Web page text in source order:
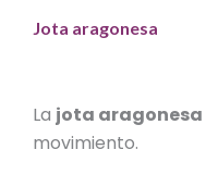
Jota aragonesa
La jota aragonesa
movimiento.